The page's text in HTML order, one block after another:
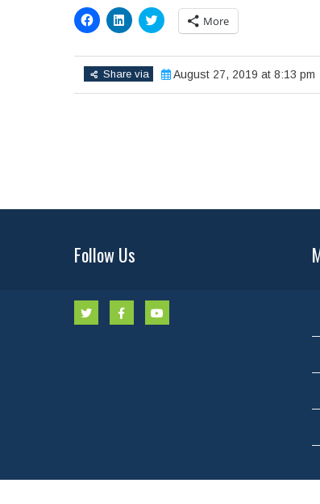
Click
to
Facebook
(Opens
in
new
Click
to
LinkedIn
(Opens
in
new
Click
to
share
Twitter
(Opens
in
new
More
Share via August 27, 2019 at 8:13 pm
Follow Us